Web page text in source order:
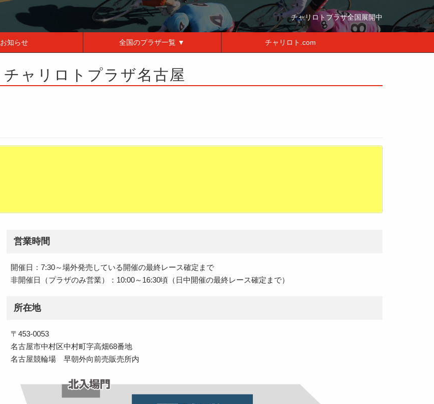
チャリロトプラザ全国展開中
お知らせ 全国のプラザ一覧 ▼ チャリロト.com
チャリロトプラザ名古屋
営業時間
開催日：7:30～場外発売している開催の最終レース確定まで
非開催日（プラザのみ営業）：10:00～16:30頃（日中開催の最終レース確定まで）
所在地
〒453-0053
名古屋市中村区中村町字高畑68番地
名古屋競輪場 早朝外向前売販売所内